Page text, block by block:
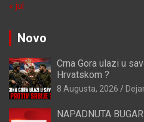
« jul
Novo
Crna Gora ulazi u
Hrvatskom ?
8 Augusta, 2026
NAPADNUTA